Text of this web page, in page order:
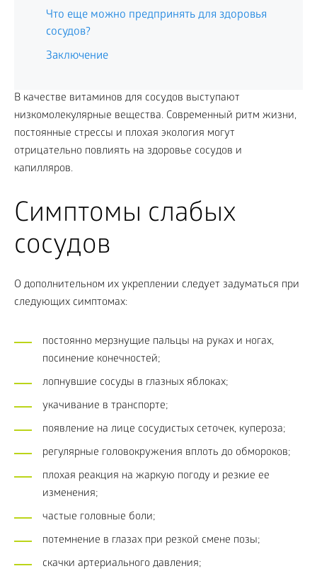
Что еще можно предпринять для здоровья
сосудов?
Заключение
В качестве витаминов для сосудов выступают
низкомолекулярные вещества. Современный ритм жизни,
постоянные стрессы и плохая экология могут
отрицательно повлиять на здоровье сосудов и
капилляров.
Симптомы слабых
сосудов
О дополнительном их укреплении следует задуматься при
следующих симптомах:
постоянно мерзнущие пальцы на руках и ногах,
посинение конечностей;
лопнувшие сосуды в глазных яблоках;
укачивание в транспорте;
появление на лице сосудистых сеточек, купероза;
регулярные головокружения вплоть до обмороков;
плохая реакция на жаркую погоду и резкие ее
изменения;
частые головные боли;
потемнение в глазах при резкой смене позы;
скачки артериального давления;